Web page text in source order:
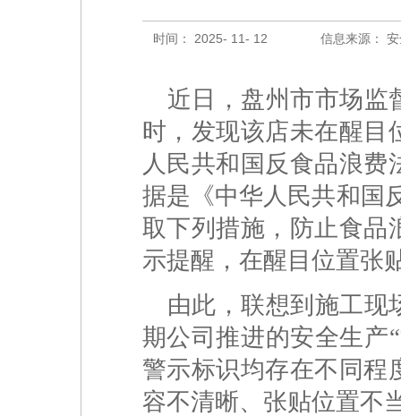
时间： 2025- 11- 12 信息来源：
近日，盘州市市场监
时，发现该店未在醒目
人民共和国反食品浪
据是《中华人民共和国
取下列措施，防止食品
示提醒，在醒目位置
由此，联想到施工现
期公司推进的安全生产
警示标识均存在不同程
容不清晰、张贴位置不